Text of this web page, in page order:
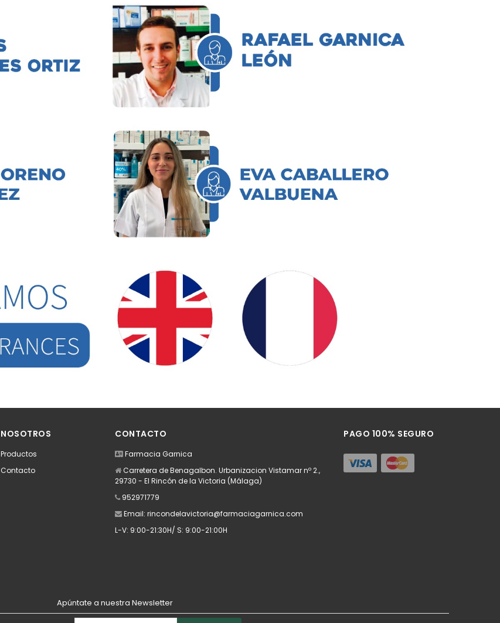
NOSOTROS
Productos
Contacto
CONTACTO
Farmacia Garnica
Carretera de Benagalbon. Urbanizacion Vistamar nº 2.,
29730 - El Rincón de la Victoria (Málaga)
952971779
Email: rincondelavictoria@farmaciagarnica.com
L-V: 9:00-21:30H/ S: 9:00-21:00H
PAGO 100% SEGURO
Apúntate a nuestra Newsletter